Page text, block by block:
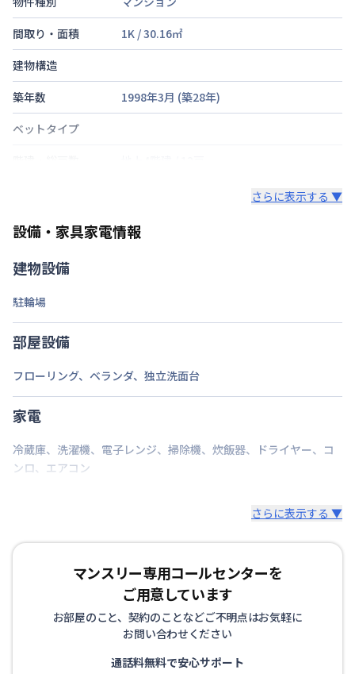
間取り・面積
1K /30.16㎡
建物構造
築年数
1998年3月 (築28年)
ベットタイプ
部屋の向き
東
定員
1名
駐車場
次回更新日
情報更新日より14日以内
情報更新日
さらに表示する ▼
設備・家具家電情報
建物設備
駐輪場
部屋設備
フローリング、 ベランダ、 独立洗面台
家電
冷蔵庫、 洗濯機、 電子レンジ、 掃除機、 炊飯器、 ドライヤー、 コ
ンロ、 エアコン
さらに表示する ▼
マンスリー専用コールセンターを
ご用意しています
お部屋のこと、契約のことなどご不明点はお気軽に
お問い合わせください
通話料無料で安心サポート